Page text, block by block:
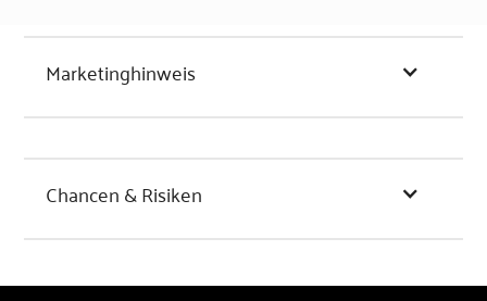
Marketinghinweis
Chancen & Risiken